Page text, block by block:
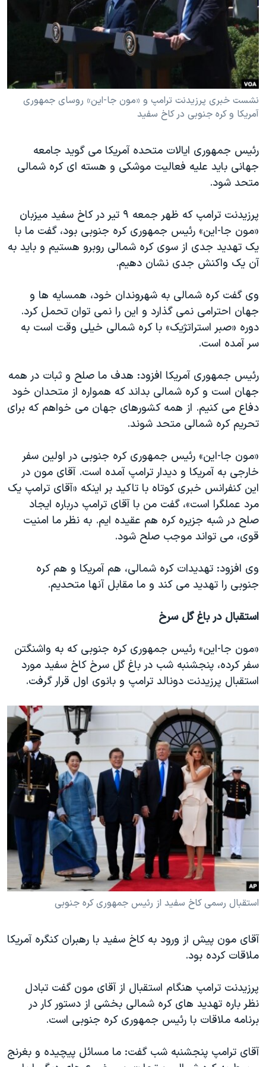
فرهنگ و زندگی
حقوق شهروندی
اقتصادی
علم و فناوری
اسرائیل در جنگ
گالری عکس
مستندها
انتخابات ریاست جمهوری آمریکا ۲۰۲۴
حمله جمهوری اسلامی به اسرائیل
رمز مهسا
ورزش زنان در ایران
اعتراضات زن، زندگی، آزادی
تریبونال مردمی آبان ۹۸
دادگاه حمید نوری
قانون شفافیت دارائی کادر رهبری ایران
اعتراضات مردمی آبان ۹۸
اسرائیل در جنگ
نرگس محمدی برنده جایزه نوبل صلح
همایش محافظه‌کاران آمریکا «سی‌پک»
صفحه‌های ویژه
دنبال کنید
زبانهای مختلف
نشست خبری پرزیدنت ترامپ و «مون جا-این» روسای جمهوری
آمریکا و کره جنوبی در کاخ سفید
رئیس جمهوری ایالات متحده آمریکا می گوید جامعه
جهانی باید علیه فعالیت موشکی و هسته ای کره شمالی
متحد شود.
پرزیدنت ترامپ که ظهر جمعه ۹ تیر در کاخ سفید میزبان
«مون جا-این» رئیس جمهوری کره جنوبی بود، گفت ما با
یک تهدید جدی از سوی کره شمالی روبرو هستیم و باید به
آن یک واکنش جدی نشان دهیم.
وی گفت کره شمالی به شهروندان خود، همسایه ها و
جهان احترامی نمی گذارد و این را نمی توان تحمل کرد.
دوره «صبر استراتژیک» با کره شمالی خیلی وقت است به
سر آمده است.
رئیس جمهوری آمریکا افزود: هدف ما صلح و ثبات در همه
جهان است و کره شمالی بداند که همواره از متحدان خود
دفاع می کنیم. از همه کشورهای جهان می خواهم که برای
تحریم کره شمالی متحد شوند.
«مون جا-این» رئیس جمهوری کره جنوبی در اولین سفر
خارجی به آمریکا و دیدار ترامپ آمده است. آقای مون در
این کنفرانس خبری کوتاه با تاکید بر اینکه «آقای ترامپ یک
مرد عملگرا است»، گفت من با آقای ترامپ درباره ایجاد
صلح در شبه جزیره کره هم عقیده ایم. به نظر ما امنیت
قوی، می تواند موجب صلح شود.
وی افزود: تهدیدات کره شمالی، هم آمریکا و هم کره
جنوبی را تهدید می کند و ما مقابل آنها متحدیم.
استقبال در باغ گل سرخ
«مون جا-این» رئیس جمهوری کره جنوبی که به واشنگتن
سفر کرده، پنجشنبه شب در باغ گل سرخ کاخ سفید مورد
استقبال پرزیدنت دونالد ترامپ و بانوی اول قرار گرفت.
استقبال رسمی کاخ سفید از رئیس جمهوری کره جنوبی
آقای مون پیش از ورود به کاخ سفید با رهبران کنگره آمریکا
ملاقات کرده بود.
پرزیدنت ترامپ هنگام استقبال از آقای مون گفت تبادل
نظر باره تهدید های کره شمالی بخشی از دستور کار در
برنامه ملاقات با رئیس جمهوری کره جنوبی است.
آقای ترامپ پنجشنبه شب گفت: ما مسائل پیچیده و بغرنج